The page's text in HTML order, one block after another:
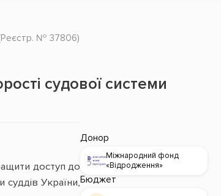
№ 37806)
судової системи
доступ до
України,
Донор
Міжнародний фонд
«Відродження»
Бюджет